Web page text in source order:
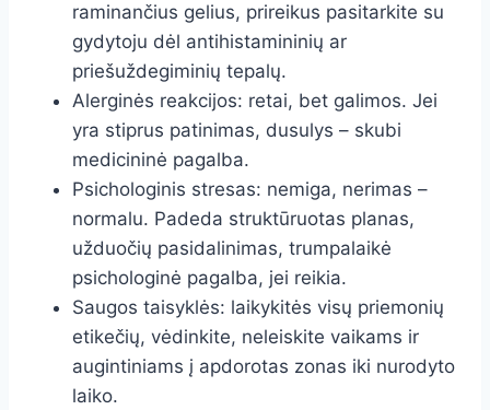
raminančius gelius, prireikus pasitarkite su
gydytoju dėl antihistamininių ar
priešuždegiminių tepalų.
Alerginės reakcijos: retai, bet galimos. Jei
yra stiprus patinimas, dusulys – skubi
medicininė pagalba.
Psichologinis stresas: nemiga, nerimas –
normalu. Padeda struktūruotas planas,
užduočių pasidalinimas, trumpalaikė
psichologinė pagalba, jei reikia.
Saugos taisyklės: laikykitės visų priemonių
etikečių, vėdinkite, neleiskite vaikams ir
augintiniams į apdorotas zonas iki nurodyto
laiko.